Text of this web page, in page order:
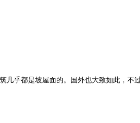
乎都是坡屋面的。国外也大致如此，不